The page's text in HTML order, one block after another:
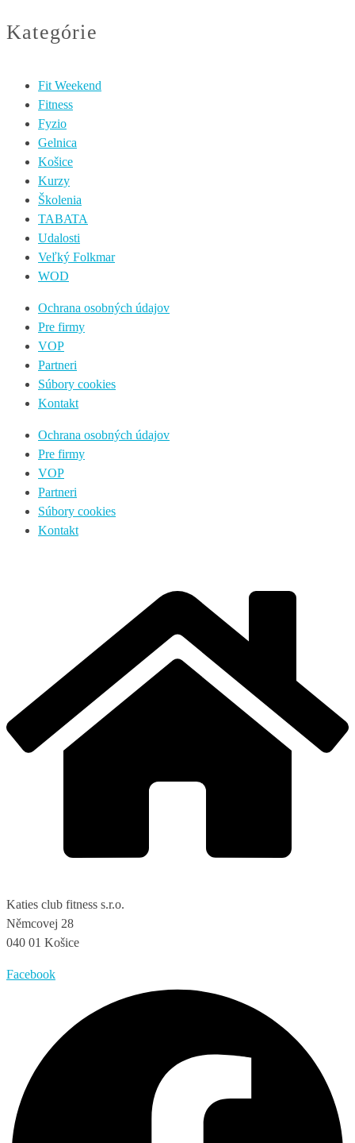
Kategórie
Fit Weekend
Fitness
Fyzio
Gelnica
Košice
Kurzy
Školenia
TABATA
Udalosti
Veľký Folkmar
WOD
Ochrana osobných údajov
Pre firmy
VOP
Partneri
Súbory cookies
Kontakt
Ochrana osobných údajov
Pre firmy
VOP
Partneri
Súbory cookies
Kontakt
Katies club fitness s.r.o.
Němcovej 28
040 01 Košice
Facebook